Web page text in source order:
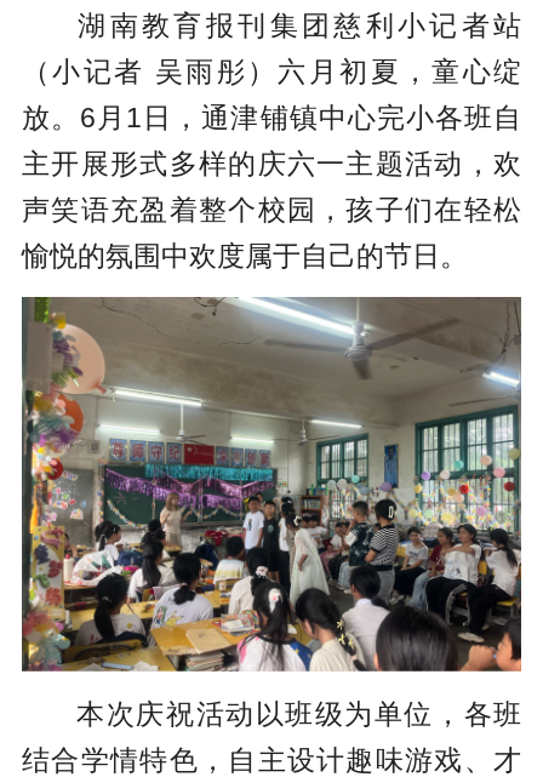
湖南教育报刊集团慈利小记者站
（小记者 吴雨彤）六月初夏，童心绽
放。6月1日，通津铺镇中心完小各班自
主开展形式多样的庆六一主题活动，欢
声笑语充盈着整个校园，孩子们在轻松
愉悦的氛围中欢度属于自己的节日。
本次庆祝活动以班级为单位，各班
结合学情特色，自主设计趣味游戏、才